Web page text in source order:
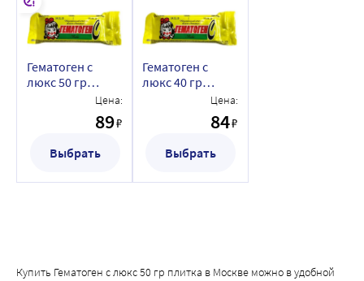
Гематоген с
люкс 50 гр
Цена:
89₽
Выбрать
Гематоген с
люкс 40 гр
Цена:
84₽
Выбрать
Купить Гематоген с люкс 50 гр плитка в Москве можно в удобной